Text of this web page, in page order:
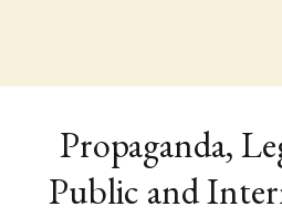
Propaganda,
Public and